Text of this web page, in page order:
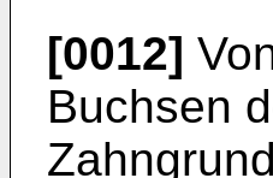
[0012]
Buchsen